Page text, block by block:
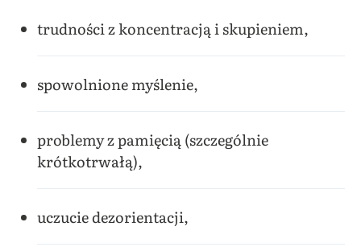
trudności z koncentracją i skupieniem,
spowolnione myślenie,
problemy z pamięcią (szczególnie
krótkotrwałą),
uczucie dezorientacji,